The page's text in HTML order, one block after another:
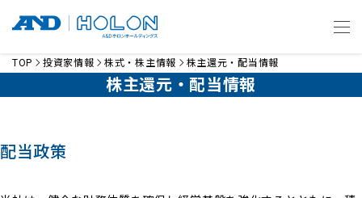
TOP 投資家情報 株式・株主情報 株主還元・配当情報
株主還元・配当情報
配当政策